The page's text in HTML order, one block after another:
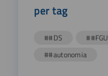
per tag
##DS ##FGU
##autonomia